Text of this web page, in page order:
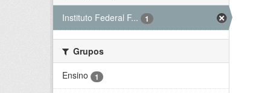
Instituto Federal F...
1
Grupos
Ensino
1